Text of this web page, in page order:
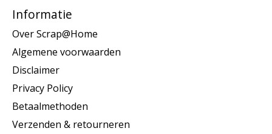
Informatie
Over Scrap@Home
Algemene voorwaarden
Disclaimer
Privacy Policy
Betaalmethoden
Verzenden & retourneren